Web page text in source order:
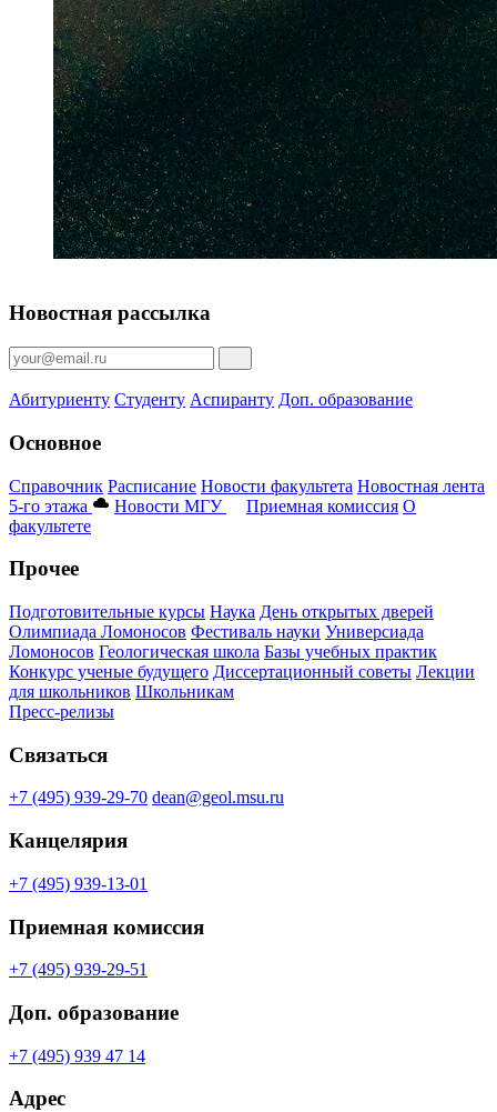
Новостная рассылка
Абитуриенту Студенту Аспиранту Доп. образование
Основное
Справочник Расписание Новости факультета Новостная лента
5-го этажа
Новости МГУ Приемная комиссия О
факультете
Прочее
Подготовительные курсы Наука День открытых дверей
Олимпиада Ломоносов Фестиваль науки Универсиада
Ломоносов Геологическая школа Базы учебных практик
Конкурс ученые будущего Диссертационный советы Лекции
для школьников Школьникам
Пресс-релизы
Связаться
+7 (495) 939-29-70 dean@geol.msu.ru
Канцелярия
+7 (495) 939-13-01
Приемная комиссия
+7 (495) 939-29-51
Доп. образование
+7 (495) 939 47 14
Адрес